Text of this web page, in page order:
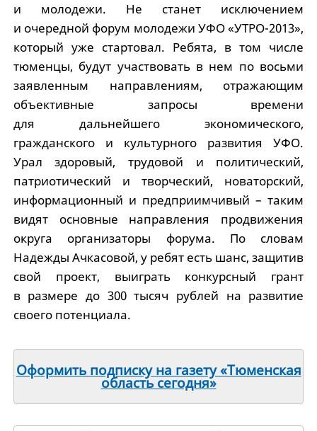
и молодежи. Не станет исключением
и очередной форум молодежи УФО «УТРО-2013»,
который уже стартовал. Ребята, в том числе
тюменцы, будут участвовать в нем по восьми
заявленным направлениям, отражающим
объективные запросы времени
для дальнейшего экономического,
гражданского и культурного развития УФО.
Урал здоровый, трудовой и политический,
патриотический и творческий, новаторский,
информационный и предприимчивый – таким
видят основные направления продвижения
округа организаторы форума. По словам
Надежды Ачкасовой, у ребят есть шанс, защитив
свой проект, вы­играть конкурсный грант
в размере до 300 тысяч рублей на развитие
своего потенциала.
Оформить подписку на газету «Тюменская
область сегодня»